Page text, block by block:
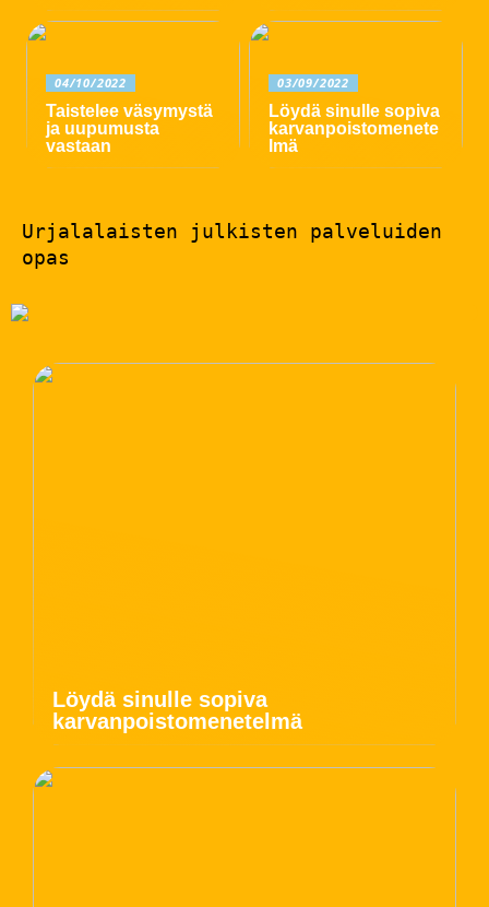
04/10/2022
Taistelee väsymystä
ja uupumusta
vastaan
03/09/2022
Löydä sinulle sopiva
karvanpoistomenete
lmä
Urjalalaisten julkisten palveluiden
opas
Löydä sinulle sopiva
karvanpoistomenetelmä